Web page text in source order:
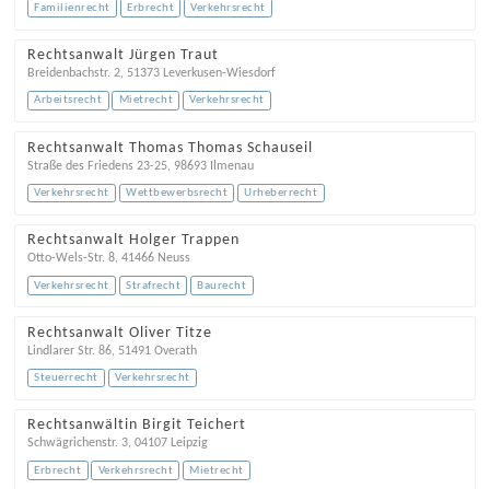
Familienrecht Erbrecht Verkehrsrecht
Rechtsanwalt Jürgen Traut
Breidenbachstr. 2, 51373 Leverkusen-Wiesdorf
Arbeitsrecht Mietrecht Verkehrsrecht
Rechtsanwalt Thomas Thomas Schauseil
Straße des Friedens 23-25, 98693 Ilmenau
Verkehrsrecht Wettbewerbsrecht Urheberrecht
Rechtsanwalt Holger Trappen
Otto-Wels-Str. 8, 41466 Neuss
Verkehrsrecht Strafrecht Baurecht
Rechtsanwalt Oliver Titze
Lindlarer Str. 86, 51491 Overath
Steuerrecht Verkehrsrecht
Rechtsanwältin Birgit Teichert
Schwägrichenstr. 3, 04107 Leipzig
Erbrecht Verkehrsrecht Mietrecht